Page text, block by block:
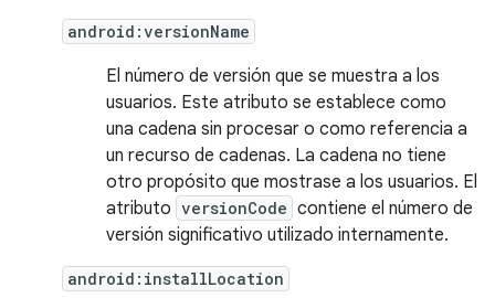
android:versionName
El número de versión que se muestra a los
usuarios. Este atributo se establece como
una cadena sin procesar o como referencia a
un recurso de cadenas. La cadena no tiene
otro propósito que mostrase a los usuarios. El
atributo versionCode contiene el número de
versión significativo utilizado internamente.
android:installLocation